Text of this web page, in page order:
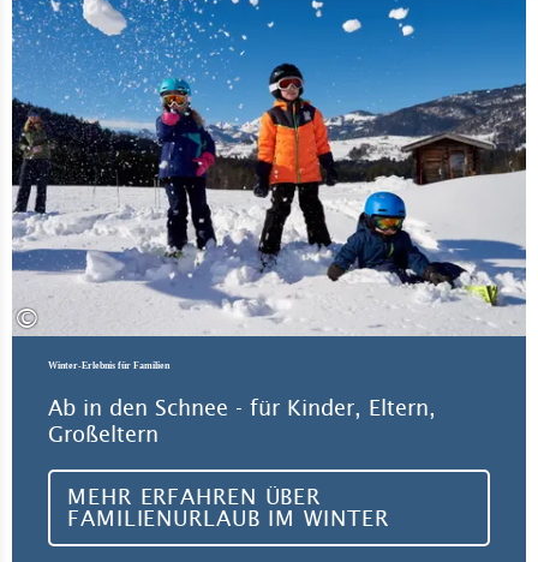
©
Winter-Erlebnis für Familien
Ab in den Schnee - für Kinder, Eltern,
Großeltern
MEHR ERFAHREN ÜBER
FAMILIENURLAUB IM WINTER